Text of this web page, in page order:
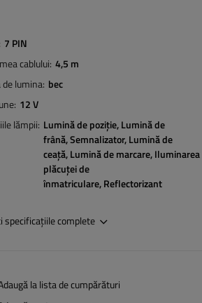
7 PIN
cablului 4,5 m
de lumina bec
12 V
lămpii Lumină de poziție Lumină de
frână Semnalizator Lumină de
ceață Lumină de marcare Iluminarea
plăcuței de
înmatriculare Reflectorizant
specificațiile complete
la lista de cumpărături